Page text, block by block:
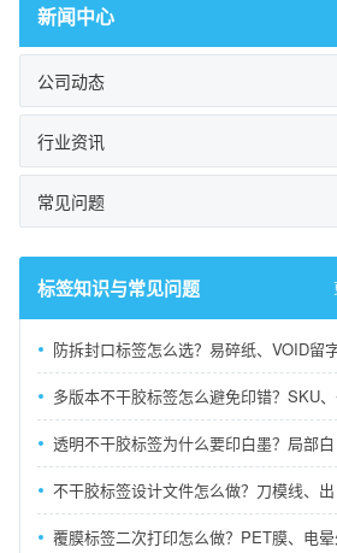
新闻中心
公司动态
行业资讯
常见问题
标签知识与常见问题
防拆封口标签怎么选？易碎纸、VOID留
多版本不干胶标签怎么避免印错？SKU
透明不干胶标签为什么要印白墨？局部白
不干胶标签设计文件怎么做？刀模线、出
覆膜标签二次打印怎么做？PET膜、电